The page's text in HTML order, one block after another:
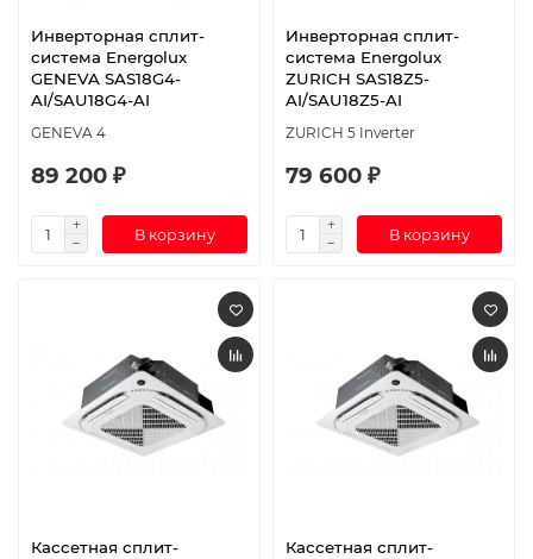
Инверторная сплит-
система Energolux
GENEVA SAS18G4-
AI/SAU18G4-AI
GENEVA 4
89 200 ₽
В корзину
Инверторная сплит-
система Energolux
ZURICH SAS18Z5-
AI/SAU18Z5-AI
ZURICH 5 Inverter
79 600 ₽
В корзину
Кассетная сплит-
Кассетная сплит-